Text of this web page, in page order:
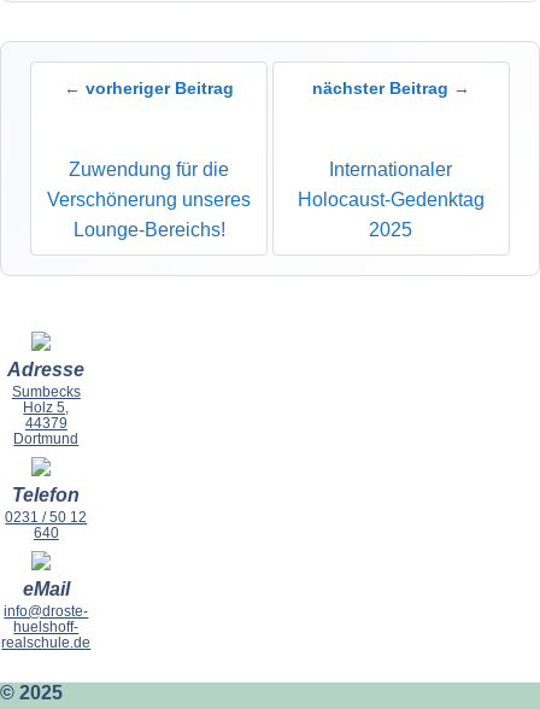
← vorheriger Beitrag
Zuwendung für die
Verschönerung unseres
Lounge-Bereichs!
nächster Beitrag →
Internationaler
Holocaust-Gedenktag
2025
Adresse
Sumbecks
Holz 5,
44379
Dortmund
Telefon
0231 / 50 12
640
eMail
info@droste-
huelshoff-
realschule.de
© 2025